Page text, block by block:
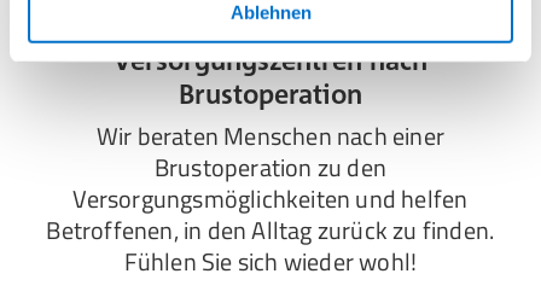
Ablehnen
Versorgungszentren nach
Brustoperation
Wir beraten Menschen nach einer
Brustoperation zu den
Versorgungsmöglichkeiten und helfen
Betroffenen, in den Alltag zurück zu finden.
Fühlen Sie sich wieder wohl!